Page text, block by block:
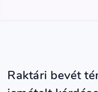
Raktári bevét